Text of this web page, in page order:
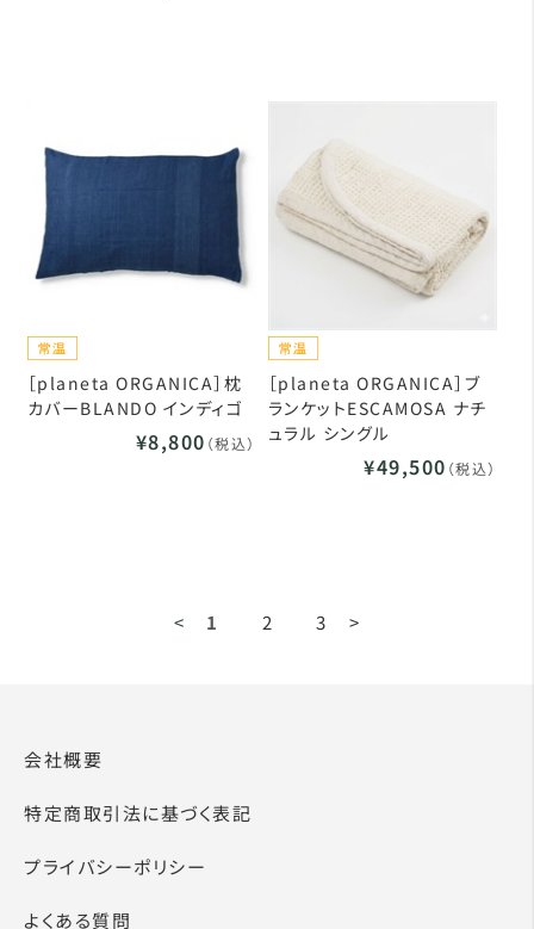
［planeta ORGANICA］枕
カバーBLANDO インディゴ
¥8,800 （税込）
［planeta ORGANICA］ブ
ランケットESCAMOSA ナチ
ュラル シングル
¥49,500 （税込）
< 1 2 3 >
会社概要
特定商取引法に基づく表記
プライバシーポリシー
よくある質問